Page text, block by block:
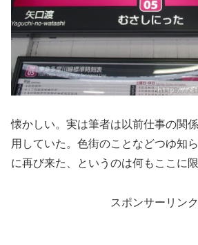
懐かしい。実は筆者は以前仕事の関
用していた。色街のことなどつゆ知
に再び来た、というのは何もここに
スポンサーリンク